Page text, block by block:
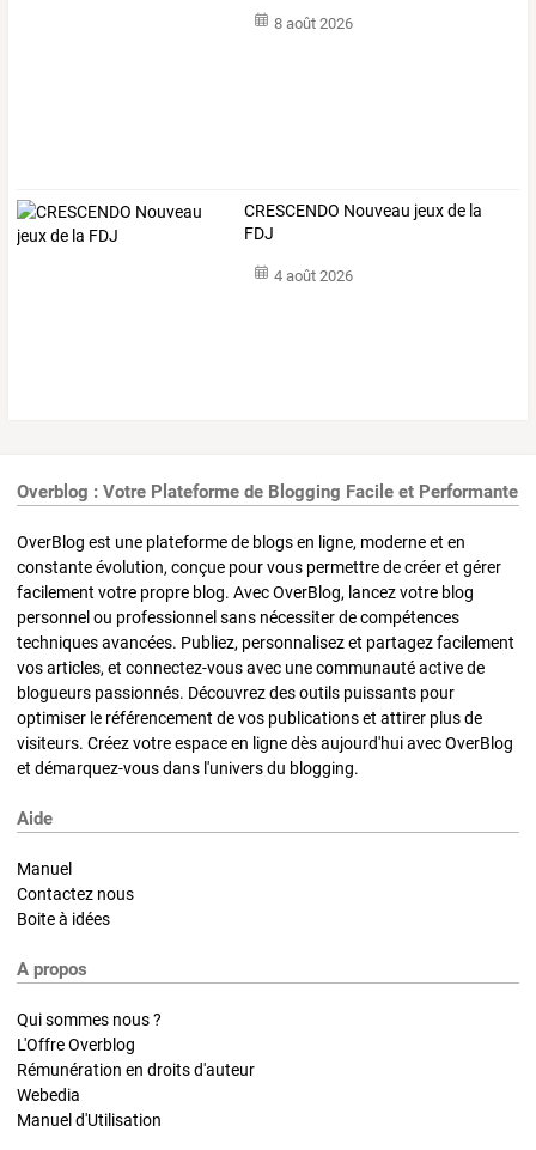
8 août 2026
CRESCENDO Nouveau jeux de la
FDJ
4 août 2026
Overblog : Votre Plateforme de Blogging Facile et Performante
OverBlog est une plateforme de blogs en ligne, moderne et en
constante évolution, conçue pour vous permettre de créer et gérer
facilement votre propre blog. Avec OverBlog, lancez votre blog
personnel ou professionnel sans nécessiter de compétences
techniques avancées. Publiez, personnalisez et partagez facilement
vos articles, et connectez-vous avec une communauté active de
blogueurs passionnés. Découvrez des outils puissants pour
optimiser le référencement de vos publications et attirer plus de
visiteurs. Créez votre espace en ligne dès aujourd'hui avec OverBlog
et démarquez-vous dans l'univers du blogging.
Aide
Manuel
Contactez nous
Boite à idées
A propos
Qui sommes nous ?
L'Offre Overblog
Rémunération en droits d'auteur
Webedia
Manuel d'Utilisation